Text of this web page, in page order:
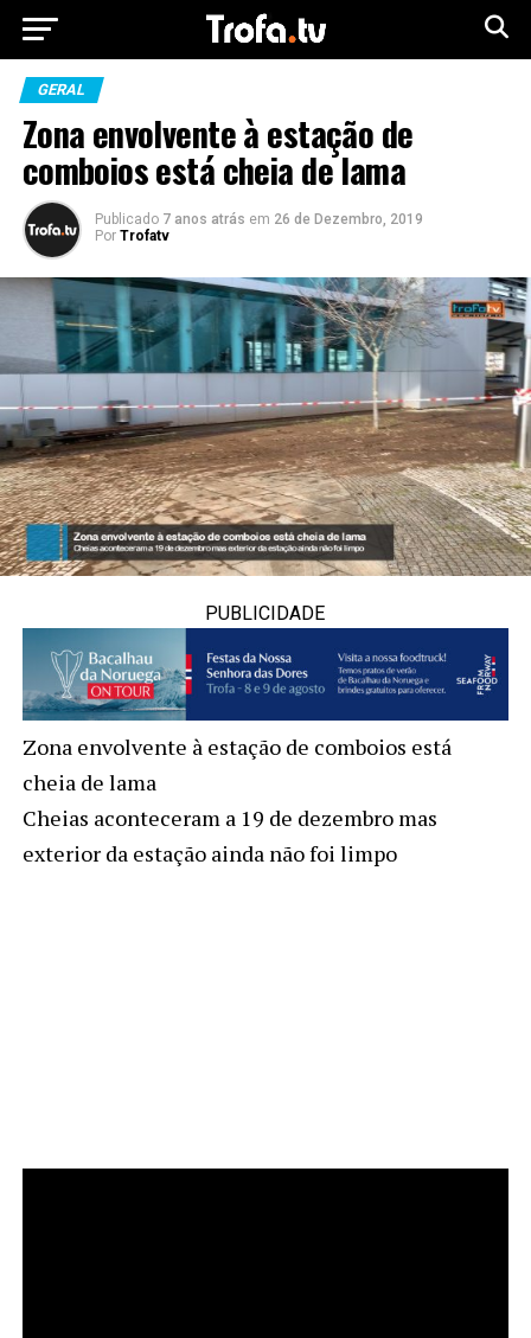
GERAL
Zona envolvente à estação de
comboios está cheia de lama
Publicado 7 anos atrás em 26 de Dezembro, 2019
Por Trofatv
PUBLICIDADE
Zona envolvente à estação de comboios está
cheia de lama
Cheias aconteceram a 19 de dezembro mas
exterior da estação ainda não foi limpo